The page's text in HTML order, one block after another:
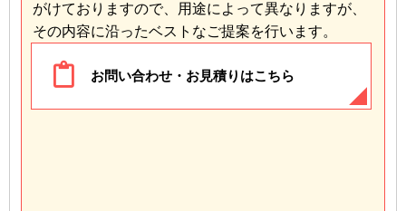
がけておりますので、用途によって異なりますが、
その内容に沿ったベストなご提案を行います。
お問い合わせ・お見積りはこちら